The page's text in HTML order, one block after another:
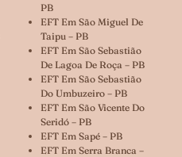
PB
EFT Em São Miguel De
Taipu – PB
EFT Em São Sebastião
De Lagoa De Roça – PB
EFT Em São Sebastião
Do Umbuzeiro – PB
EFT Em São Vicente Do
Seridó – PB
EFT Em Sapé – PB
EFT Em Serra Branca –